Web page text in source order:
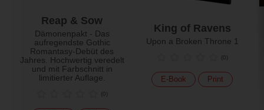
Reap & Sow
Dämonenpakt - Das
aufregendste Gothic
Romantasy-Debüt des
Jahres. Hochwertig veredelt
und mit Farbschnitt in
limitierter Auflage.
(0)
King of Ravens
Upon a Broken Throne 1
(0)
E-Book Print